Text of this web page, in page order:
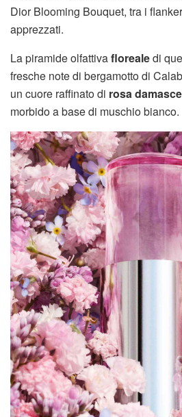
Dior Blooming Bouquet, tra i
apprezzati.
La piramide olfattivaflorealedi
fresche note di bergamotto di
un cuore raffinato di rosa
morbido a base di muschio bianco.